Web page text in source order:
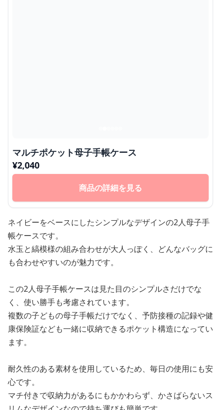
マルチポケット母子手帳ケース
¥2,040
商品の詳細を見る
ネイビーをベースにしたシンプルなデザインの2人母子手
帳ケースです。
水玉と縞模様の組み合わせが大人っぽく、どんなバッグに
も合わせやすいのが魅力です。
この2人母子手帳ケースは見た目のシンプルさだけでな
く、使い勝手も考慮されています。
複数の子どもの母子手帳だけでなく、予防接種の記録や健
康保険証なども一緒に収納できるポケット構造になってい
ます。
耐久性のある素材を使用しているため、毎日の使用にも安
心です。
マチ付きで収納力があるにもかかわらず、かさばらないス